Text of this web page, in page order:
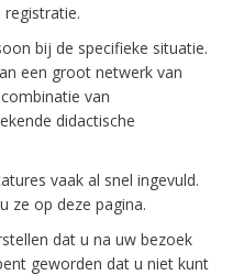
bij de specifieke situatie.
een groot netwerk van
van
didactische
vaak al snel ingevuld.
ze op deze pagina.
dat u na uw bezoek
geworden dat u niet kunt